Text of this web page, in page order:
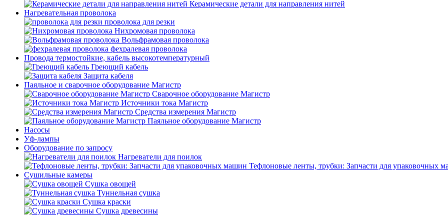
Керамические детали для направления нитей
Нагревательная проволока
проволока для резки
Нихромовая проволока
Вольфрамовая проволока
фехралевая проволока
Провода термостойкие, кабель высокотемпературный
Греющий кабель
Защита кабеля
Паяльное и сварочное оборудование Магистр
Сварочное оборудование Магистр
Источники тока Магистр
Средства измерения Магистр
Паяльное оборудование Магистр
Насосы
Уф-лампы
Оборудование по запросу
Нагреватели для поилок
Тефлоновые ленты, трубки: Запчасти для упаковочных
Сушильные камеры
Сушка овощей
Туннельная сушка
Сушка краски
Сушка древесины